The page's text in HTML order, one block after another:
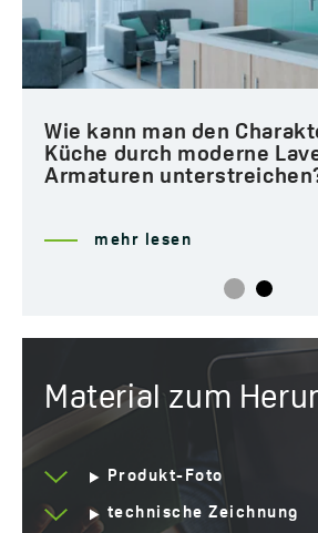
Wie kann man den
Küche durch moderne
Armaturen
mehr lesen
Material zum
Produkt-Foto
technische Zeichnung